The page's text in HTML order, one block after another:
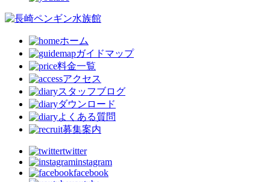
ホーム
ガイドマップ
料金一覧
アクセス
スタッフブログ
ダウンロード
よくある質問
募集案内
twitter
instagram
facebook